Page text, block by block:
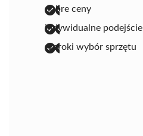
dobre ceny
indywidualne podejście
szeroki wybór sprzętu